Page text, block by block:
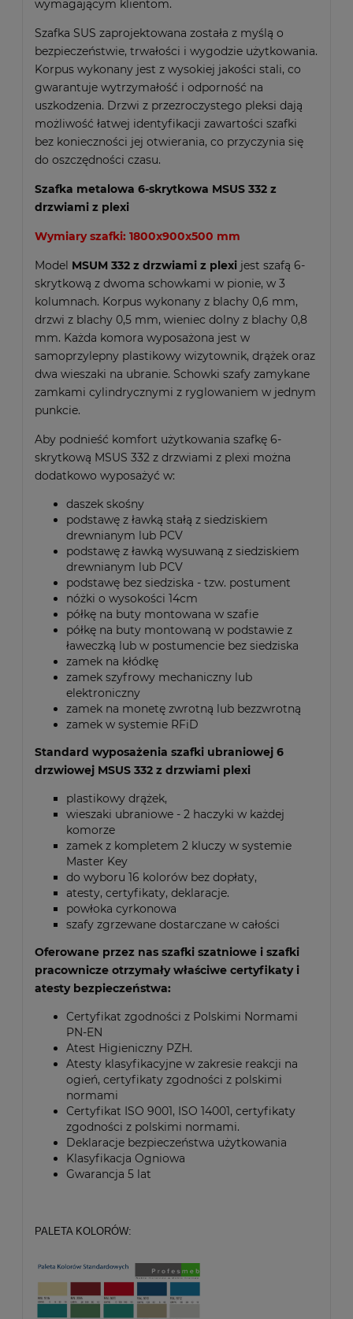
wymagającym klientom.
Szafka SUS zaprojektowana została z myślą o
bezpieczeństwie, trwałości i wygodzie użytkowania.
Korpus wykonany jest z wysokiej jakości stali, co
gwarantuje wytrzymałość i odporność na
uszkodzenia. Drzwi z przezroczystego pleksi dają
możliwość łatwej identyfikacji zawartości szafki
bez konieczności jej otwierania, co przyczynia się
do oszczędności czasu.
Szafka metalowa 6-skrytkowa MSUS 332 z
drzwiami z plexi
Wymiary szafki: 1800x900x500 mm
Model MSUM 332 z drzwiami z plexi jest szafą 6-
skrytkową z dwoma schowkami w pionie, w 3
kolumnach. Korpus wykonany z blachy 0,6 mm,
drzwi z blachy 0,5 mm, wieniec dolny z blachy 0,8
mm. Każda komora wyposażona jest w
samoprzylepny plastikowy wizytownik, drążek oraz
dwa wieszaki na ubranie. Schowki szafy zamykane
zamkami cylindrycznymi z ryglowaniem w jednym
punkcie.
Aby podnieść komfort użytkowania szafkę 6-
skrytkową MSUS 332 z drzwiami z plexi można
dodatkowo wyposażyć w:
daszek skośny
podstawę z ławką stałą z siedziskiem
drewnianym lub PCV
podstawę z ławką wysuwaną z siedziskiem
drewnianym lub PCV
podstawę bez siedziska - tzw. postument
nóżki o wysokości 14cm
półkę na buty montowana w szafie
półkę na buty montowaną w podstawie z
ławeczką lub w postumencie bez siedziska
zamek na kłódkę
zamek szyfrowy mechaniczny lub
elektroniczny
zamek na monetę zwrotną lub bezzwrotną
zamek w systemie RFiD
Standard wyposażenia szafki ubraniowej 6
drzwiowej MSUS 332 z drzwiami plexi
plastikowy drążek,
wieszaki ubraniowe - 2 haczyki w każdej
komorze
zamek z kompletem 2 kluczy w systemie
Master Key
do wyboru 16 kolorów bez dopłaty,
atesty, certyfikaty, deklaracje.
powłoka cyrkonowa
szafy zgrzewane dostarczane w całości
Oferowane przez nas szafki szatniowe i szafki
pracownicze otrzymały właściwe certyfikaty i
atesty bezpieczeństwa:
Certyfikat zgodności z Polskimi Normami
PN-EN
Atest Higieniczny PZH.
Atesty klasyfikacyjne w zakresie reakcji na
ogień, certyfikaty zgodności z polskimi
normami
Certyfikat ISO 9001, ISO 14001, certyfikaty
zgodności z polskimi normami.
Deklaracje bezpieczeństwa użytkowania
Klasyfikacja Ogniowa
Gwarancja 5 lat
PALETA KOLORÓW: